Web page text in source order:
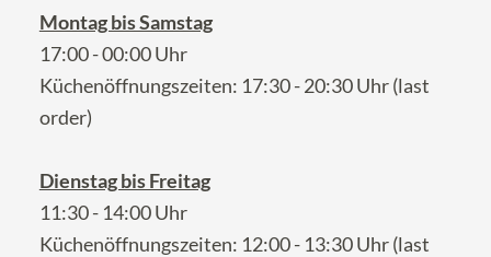
Montag bis Samstag
17:00 - 00:00 Uhr
Küchenöffnungszeiten: 17:30 - 20:30 Uhr (last
order)
Dienstag bis Freitag
11:30 - 14:00 Uhr
Küchenöffnungszeiten: 12:00 - 13:30 Uhr (last